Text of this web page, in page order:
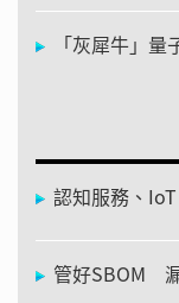
「灰犀牛」
認知服務、
管好SBOM